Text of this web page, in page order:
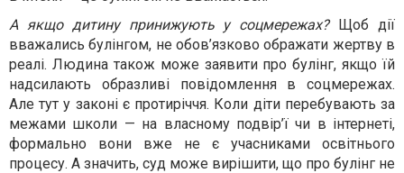
А якщо дитину принижують у соцмережах?Щоб дії
вважались булінгом, не обов’язково ображати жертву в
реалі. Людина також може заявити про булінг, якщо їй
надсилають образливі повідомлення в соцмережах.
Але тут у законі є протиріччя. Коли діти перебувають за
межами школи — на власному подвір’ї чи в інтернеті,
формально вони вже не є учасниками освітнього
процесу. А значить, суд може вирішити, що про булінг не